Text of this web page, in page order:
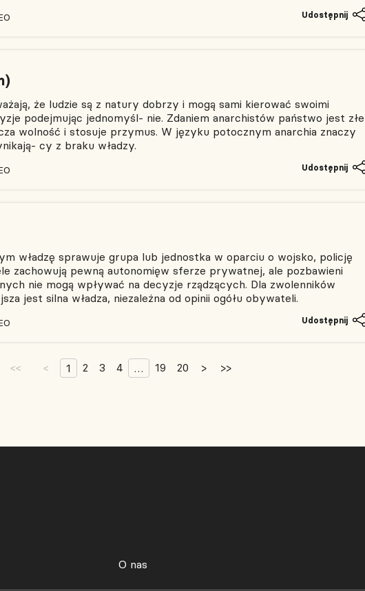
Udostępnij
że ludzie są z natury dobrzy i mogą sami kierować swoimi
podejmując jednomyśl- nie. Zdaniem anarchistów państwo jest złe
wolność i stosuje przymus. W języku potocznym anarchia znaczy
cy z braku władzy.
Udostępnij
władzę sprawuje grupa lub jednostka w oparciu o wojsko, policję
zachowują pewną autonomięw sferze prywatnej, ale pozbawieni
nie mogą wpływać na decyzje rządzących. Dla zwolenników
jest silna władza, niezależna od opinii ogółu obywateli.
Udostępnij
<< < 1 2 3 4 … 19 20 > >>
O nas